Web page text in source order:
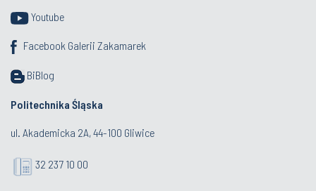
Youtube
Facebook Galerii Zakamarek
BiBlog
Politechnika Śląska
ul. Akademicka 2A, 44-100 Gliwice
32 237 10 00